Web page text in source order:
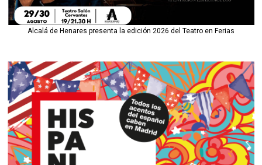
Alcalá de Henares presenta la edición 2026 del Teatro en Ferias